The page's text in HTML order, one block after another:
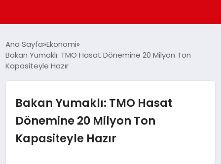
GÜNDEM
DÜNYA
EĞITIM
Ana Sayfa Ekonomi
Bakan Yumaklı: TMO Hasat Dönemine 20 Milyon Ton
Kapasiteyle Hazır
Bakan Yumaklı: TMO Hasat
Dönemine 20 Milyon Ton
Kapasiteyle Hazır